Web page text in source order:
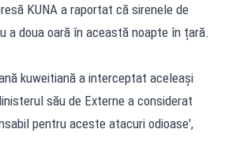
KUNA a raportat că sirenele de
a doua oară în această noapte în țară.
kuweitiană a interceptat aceleași
său de Externe a considerat
pentru aceste atacuri odioase',